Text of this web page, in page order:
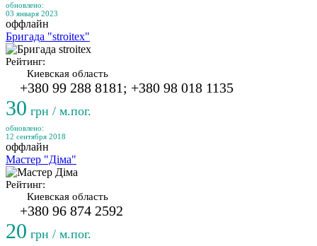
обновлено:
03 января 2023
оффлайн
Бригада "stroitex"
Рейтинг:
Киевская область
+380 99 288 8181; +380 98 018 1135
30 грн / м.пог.
обновлено:
12 сентября 2018
оффлайн
Мастер "Діма"
Рейтинг:
Киевская область
+380 96 874 2592
20 грн / м.пог.